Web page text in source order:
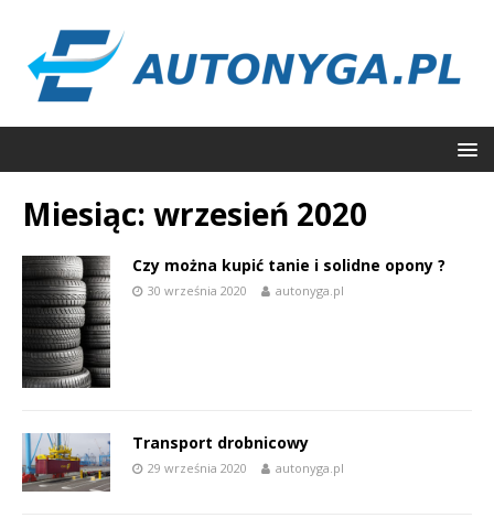
Miesiąc: wrzesień 2020
Czy można kupić tanie i solidne opony ?
30 września 2020 autonyga.pl
Transport drobnicowy
29 września 2020 autonyga.pl